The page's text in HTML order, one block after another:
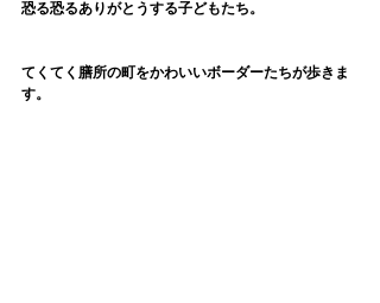
恐る恐るありがとうする子どもたち。
てくてく膳所の町をかわいいボーダーたちが歩きま
す。